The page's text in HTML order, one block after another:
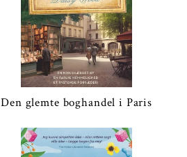
Den glemte boghandel i Paris